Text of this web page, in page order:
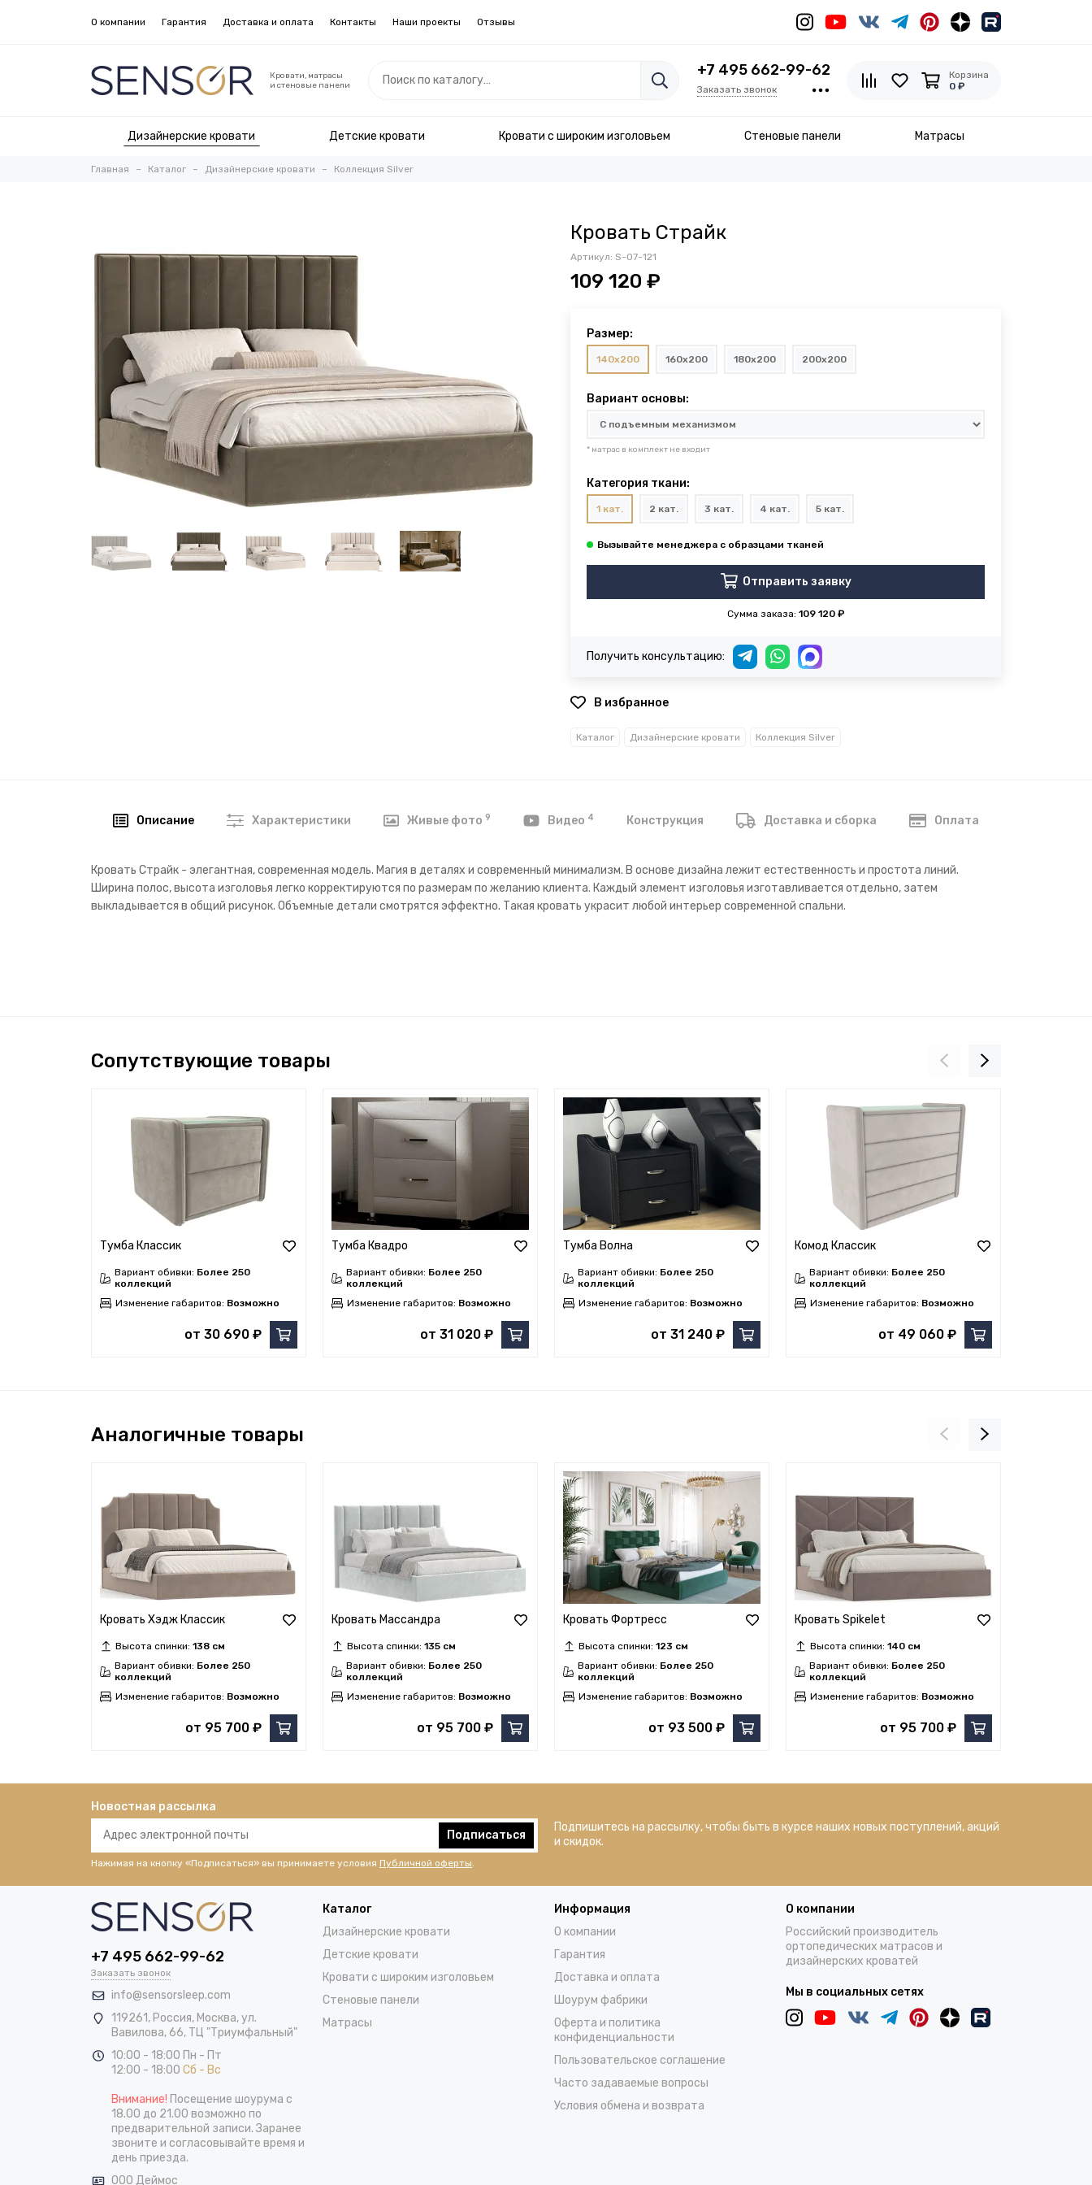
О компании Гарантия Доставка и оплата Контакты Наши проекты Отзывы
Кровати, матрасы
и стеновые панели
+7 495 662-99-62
Заказать звонок
Корзина
0 ₽
Дизайнерские кровати Детские кровати Кровати с широким изголовьем Стеновые панели Матрасы
Главная Каталог Дизайнерские кровати Коллекция Silver
Кровать Страйк
Артикул: S-07-121
109 120 ₽
Размер:
140x200 160x200 180x200 200x200
Вариант основы:
* матрас в комплект не входит
Категория ткани:
1 кат. 2 кат. 3 кат. 4 кат. 5 кат.
Отправить заявку
Сумма заказа: 109 120 ₽
Получить консультацию:
В избранное
Каталог Дизайнерские кровати Коллекция Silver
Описание Характеристики Живые фото 9 Видео 4 Конструкция Доставка и сборка Оплата
Кровать Страйк - элегантная, современная модель. Магия в деталях и современный минимализм. В основе дизайна лежит естественность и простота линий.
Ширина полос, высота изголовья легко корректируются по размерам по желанию клиента. Каждый элемент изголовья изготавливается отдельно, затем
выкладывается в общий рисунок. Объемные детали смотрятся эффектно. Такая кровать украсит любой интерьер современной спальни.
Сопутствующие товары
Тумба Классик
Вариант обивки: Более 250
коллекций
Изменение габаритов: Возможно
от 30 690 ₽
Тумба Квадро
Вариант обивки: Более 250
коллекций
Изменение габаритов: Возможно
от 31 020 ₽
Тумба Волна
Вариант обивки: Более 250
коллекций
Изменение габаритов: Возможно
от 31 240 ₽
Комод Классик
Вариант обивки: Более 250
коллекций
Изменение габаритов: Возможно
от 49 060 ₽
Аналогичные товары
Кровать Хэдж Классик
Высота спинки: 138 см
Вариант обивки: Более 250
коллекций
Изменение габаритов: Возможно
от 95 700 ₽
Кровать Массандра
Высота спинки: 135 см
Вариант обивки: Более 250
коллекций
Изменение габаритов: Возможно
от 95 700 ₽
Кровать Фортресс
Высота спинки: 123 см
Вариант обивки: Более 250
коллекций
Изменение габаритов: Возможно
от 93 500 ₽
Кровать Spikelet
Высота спинки: 140 см
Вариант обивки: Более 250
коллекций
Изменение габаритов: Возможно
от 95 700 ₽
Новостная рассылка
Подписаться
Нажимая на кнопку «Подписаться» вы принимаете условия Публичной оферты.
Подпишитесь на рассылку, чтобы быть в курсе наших новых поступлений, акций
и скидок.
+7 495 662-99-62
Заказать звонок
info@sensorsleep.com
119261, Россия, Москва,ул.
Вавилова, 66, ТЦ "Триумфальный"
10:00 - 18:00 Пн - Пт
12:00 - 18:00 Сб - Вс
Внимание! Посещение шоурума с
18.00 до 21.00 возможно по
предварительной записи. Заранее
звоните и согласовывайте время и
день приезда.
ООО Деймос
Каталог
Дизайнерские кровати
Детские кровати
Кровати с широким изголовьем
Стеновые панели
Матрасы
Информация
О компании
Гарантия
Доставка и оплата
Шоурум фабрики
Оферта и политика
конфиденциальности
Пользовательское соглашение
Часто задаваемые вопросы
Условия обмена и возврата
О компании
Российский производитель
ортопедических матрасов и
дизайнерских кроватей
Мы в социальных сетях